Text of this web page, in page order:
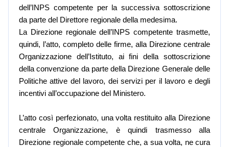
dell’INPS competente per la successiva sottoscrizione
da parte del Direttore regionale della medesima.
La Direzione regionale dell’INPS competente trasmette,
quindi, l’atto, completo delle firme, alla Direzione centrale
Organizzazione dell’Istituto, ai fini della sottoscrizione
della convenzione da parte della Direzione Generale delle
Politiche attive del lavoro, dei servizi per il lavoro e degli
incentivi all’occupazione del Ministero.
L’atto così perfezionato, una volta restituito alla Direzione
centrale Organizzazione, è quindi trasmesso alla
Direzione regionale competente che, a sua volta, ne cura